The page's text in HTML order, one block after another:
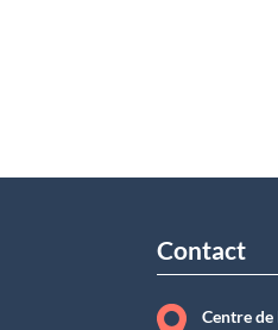
Contact
Centre